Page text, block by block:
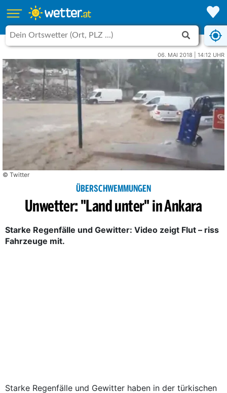
06. MAI 2018 | 14:12 UHR
© Twitter
ÜBERSCHWEMMUNGEN
Unwetter: "Land unter" in Ankara
Starke Regenfälle und Gewitter: Video zeigt Flut – riss
Fahrzeuge mit.
Starke Regenfälle und Gewitter haben in der türkischen